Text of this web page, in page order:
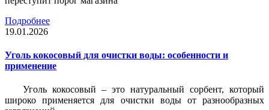
Подробнее
19.01.2026
Уголь кокосовый для очистки воды: особенности и
применение
Уголь кокосовый – это натуральный сорбент, который
широко применяется для очистки воды от разнообразных